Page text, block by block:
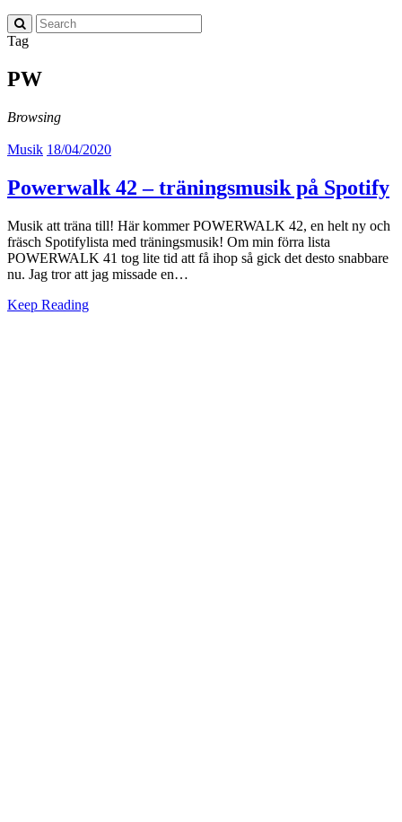
Tag
PW
Browsing
Musik 18/04/2020
Powerwalk 42 – träningsmusik på Spotify
Musik att träna till! Här kommer POWERWALK 42, en helt ny och
fräsch Spotifylista med träningsmusik! Om min förra lista
POWERWALK 41 tog lite tid att få ihop så gick det desto snabbare
nu. Jag tror att jag missade en…
Keep Reading